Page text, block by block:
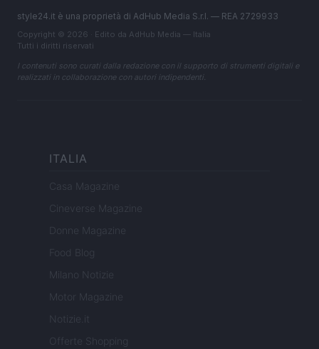
style24.it è una proprietà di AdHub Media S.r.l. — REA 2729933
Copyright © 2026 · Edito da AdHub Media — Italia
Tutti i diritti riservati
I contenuti sono curati dalla redazione con il supporto di strumenti digitali e
realizzati in collaborazione con autori indipendenti.
ITALIA
Casa Magazine
Cineverse Magazine
Donne Magazine
Food Blog
Milano Notizie
Motor Magazine
Notizie.it
Offerte Shopping